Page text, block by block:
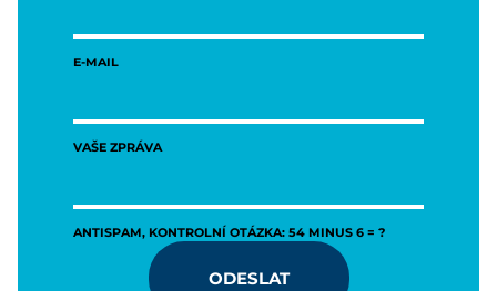
E-MAIL
VAŠE ZPRÁVA
ANTISPAM, KONTROLNÍ OTÁZKA: 54 MINUS 6 = ?
ODESLAT